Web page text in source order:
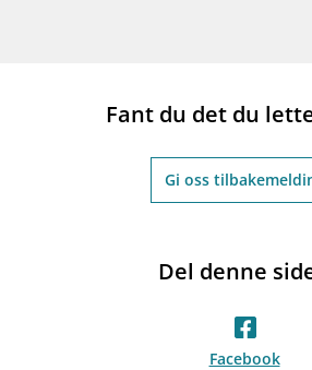
Fant du det du
Gi oss
Del denne
Facebook